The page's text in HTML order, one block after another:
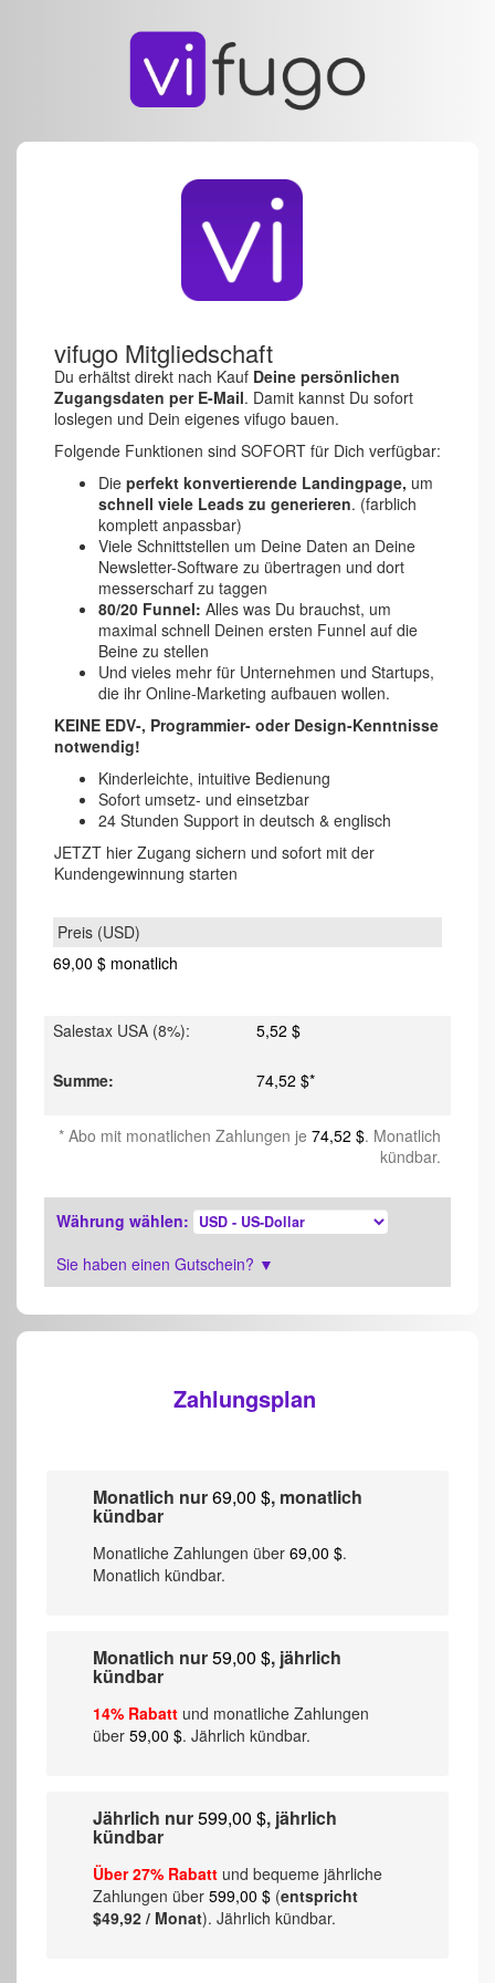
vifugo Mitgliedschaft
Du erhältst direkt nach Kauf Deine persönlichen
Zugangsdaten per E-Mail. Damit kannst Du sofort
loslegen und Dein eigenes vifugo bauen.
Folgende Funktionen sind SOFORT für Dich verfügbar:
Die perfekt konvertierende Landingpage, um
schnell viele Leads zu generieren. (farblich
komplett anpassbar)
Viele Schnittstellen um Deine Daten an Deine
Newsletter-Software zu übertragen und dort
messerscharf zu taggen
80/20 Funnel: Alles was Du brauchst, um
maximal schnell Deinen ersten Funnel auf die
Beine zu stellen
Und vieles mehr für Unternehmen und Startups,
die ihr Online-Marketing aufbauen wollen.
KEINE EDV-, Programmier- oder Design-Kenntnisse
notwendig!
Kinderleichte, intuitive Bedienung
Sofort umsetz- und einsetzbar
24 Stunden Support in deutsch & englisch
JETZT hier Zugang sichern und sofort mit der
Kundengewinnung starten
69,00 $ monatlich
Salestax USA (8%): 5,52 $
Summe: 74,52 $*
* Abo mit monatlichen Zahlungen je 74,52 $. Monatlich
kündbar.
Währung wählen:
Sie haben einen Gutschein? ▼
Zahlungsplan
Monatlich nur69,00 $, monatlich
kündbar
Monatliche Zahlungen über 69,00 $.
Monatlich kündbar.
Monatlich nur59,00 $, jährlich
kündbar
14% Rabatt und monatliche Zahlungen
über 59,00 $. Jährlich kündbar.
Jährlich nur599,00 $, jährlich
kündbar
Über 27% Rabatt und bequeme jährliche
Zahlungen über 599,00 $ (entspricht
$49,92 / Monat). Jährlich kündbar.